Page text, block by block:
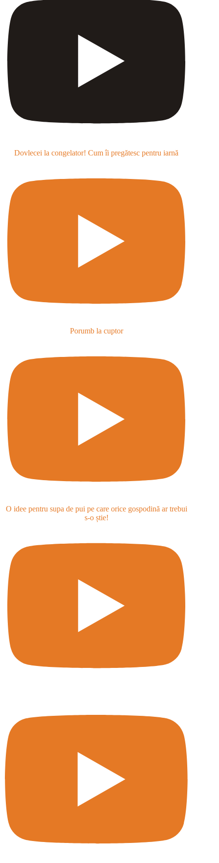
Dovlecei la congelator! Cum îi pregătesc pentru iarnă
Porumb la cuptor
O idee pentru supa de pui pe care orice gospodină ar trebui
s-o știe!